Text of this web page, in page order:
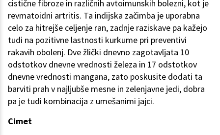
cistične fibroze in različnih avtoimunskih bolezni, kot je
revmatoidni artritis. Ta indijska začimba je uporabna
celo za hitrejše celjenje ran, zadnje raziskave pa kažejo
tudi na pozitivne lastnosti kurkume pri preventivi
rakavih obolenj. Dve žlički dnevno zagotavljata 10
odstotkov dnevne vrednosti železa in 17 odstotkov
dnevne vrednosti mangana, zato poskusite dodati ta
barviti prah v najljubše mesne in zelenjavne jedi, dobra
pa je tudi kombinacija z umešanimi jajci.
Cimet